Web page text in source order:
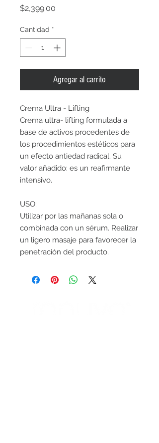
$2,399.00
Cantidad *
Agregar al carrito
Crema Ultra - Lifting
Crema ultra- lifting formulada a
base de activos procedentes de
los procedimientos estéticos para
un efecto antiedad radical. Su
valor añadido: es un reafirmante
intensivo.
USO:
Utilizar por las mañanas sola o
combinada con un sérum. Realizar
un ligero masaje para favorecer la
penetración del producto.